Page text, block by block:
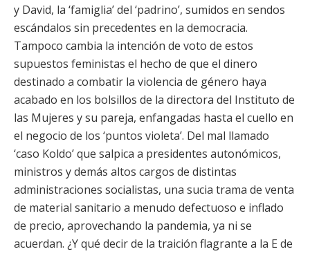
y David, la ‘famiglia’ del ‘padrino’, sumidos en sendos
escándalos sin precedentes en la democracia.
Tampoco cambia la intención de voto de estos
supuestos feministas el hecho de que el dinero
destinado a combatir la violencia de género haya
acabado en los bolsillos de la directora del Instituto de
las Mujeres y su pareja, enfangadas hasta el cuello en
el negocio de los ‘puntos violeta’. Del mal llamado
‘caso Koldo’ que salpica a presidentes autonómicos,
ministros y demás altos cargos de distintas
administraciones socialistas, una sucia trama de venta
de material sanitario a menudo defectuoso e inflado
de precio, aprovechando la pandemia, ya ni se
acuerdan. ¿Y qué decir de la traición flagrante a la E de